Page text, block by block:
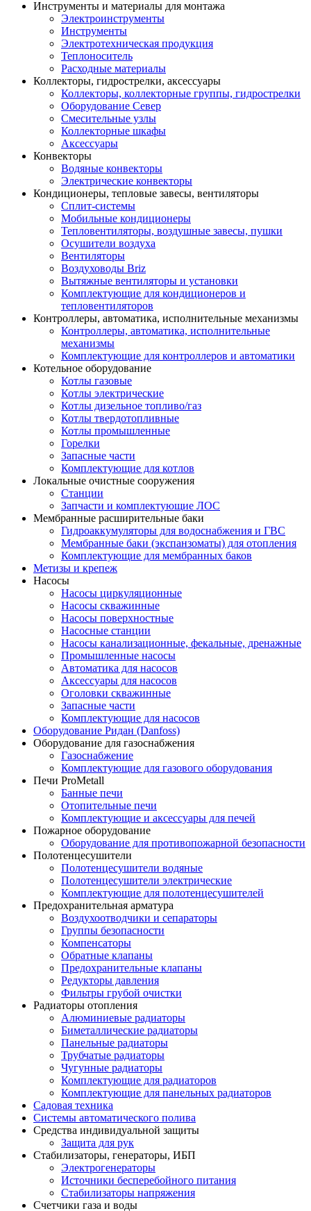
Инструменты и материалы для монтажа
Электроинструменты
Инструменты
Электротехническая продукция
Теплоноситель
Расходные материалы
Коллекторы, гидрострелки, аксессуары
Коллекторы, коллекторные группы, гидрострелки
Оборудование Север
Смесительные узлы
Коллекторные шкафы
Аксессуары
Конвекторы
Водяные конвекторы
Электрические конвекторы
Кондиционеры, тепловые завесы, вентиляторы
Сплит-системы
Мобильные кондиционеры
Тепловентиляторы, воздушные завесы, пушки
Осушители воздуха
Вентиляторы
Воздуховоды Briz
Вытяжные вентиляторы и установки
Комплектующие для кондиционеров и
тепловентиляторов
Контроллеры, автоматика, исполнительные механизмы
Контроллеры, автоматика, исполнительные
механизмы
Комплектующие для контроллеров и автоматики
Котельное оборудование
Котлы газовые
Котлы электрические
Котлы дизельное топливо/газ
Котлы твердотопливные
Котлы промышленные
Горелки
Запасные части
Комплектующие для котлов
Локальные очистные сооружения
Станции
Запчасти и комплектующие ЛОС
Мембранные расширительные баки
Гидроаккумуляторы для водоснабжения и ГВС
Мембранные баки (экспанзоматы) для отопления
Комплектующие для мембранных баков
Метизы и крепеж
Насосы
Насосы циркуляционные
Насосы скважинные
Насосы поверхностные
Насосные станции
Насосы канализационные, фекальные, дренажные
Промышленные насосы
Автоматика для насосов
Аксессуары для насосов
Оголовки скважинные
Запасные части
Комплектующие для насосов
Оборудование Ридан (Danfoss)
Оборудование для газоснабжения
Газоснабжение
Комплектующие для газового оборудования
Печи ProMetall
Банные печи
Отопительные печи
Комплектующие и аксессуары для печей
Пожарное оборудование
Оборудование для противопожарной безопасности
Полотенцесушители
Полотенцесушители водяные
Полотенцесушители электрические
Комплектующие для полотенцесушителей
Предохранительная арматура
Воздухоотводчики и сепараторы
Группы безопасности
Компенсаторы
Обратные клапаны
Предохранительные клапаны
Редукторы давления
Фильтры грубой очистки
Радиаторы отопления
Алюминиевые радиаторы
Биметаллические радиаторы
Панельные радиаторы
Трубчатые радиаторы
Чугунные радиаторы
Комплектующие для радиаторов
Комплектующие для панельных радиаторов
Садовая техника
Системы автоматического полива
Средства индивидуальной защиты
Защита для рук
Стабилизаторы, генераторы, ИБП
Электрогенераторы
Источники бесперебойного питания
Стабилизаторы напряжения
Счетчики газа и воды